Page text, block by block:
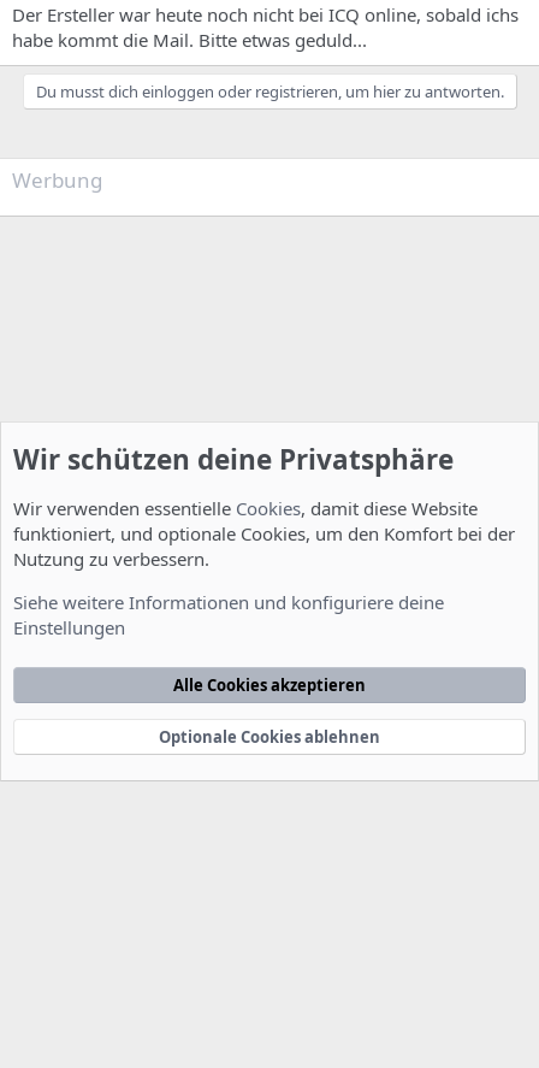
Der Ersteller war heute noch nicht bei ICQ online, sobald ichs
habe kommt die Mail. Bitte etwas geduld...
Du musst dich einloggen oder registrieren, um hier zu antworten.
Werbung
Nutzungsbedingungen Datenschutzerklärung
Startseite
e
Community platform by XenForo® © 2010-2022 XenForo Ltd.
xenDach©2010-2014
Wir schützen deine Privatsphäre
Wir verwenden essentielle Cookies, damit diese Website
funktioniert, und optionale Cookies, um den Komfort bei der
Nutzung zu verbessern.
Siehe weitere Informationen und konfiguriere deine
Einstellungen
Alle Cookies akzeptieren
Optionale Cookies ablehnen